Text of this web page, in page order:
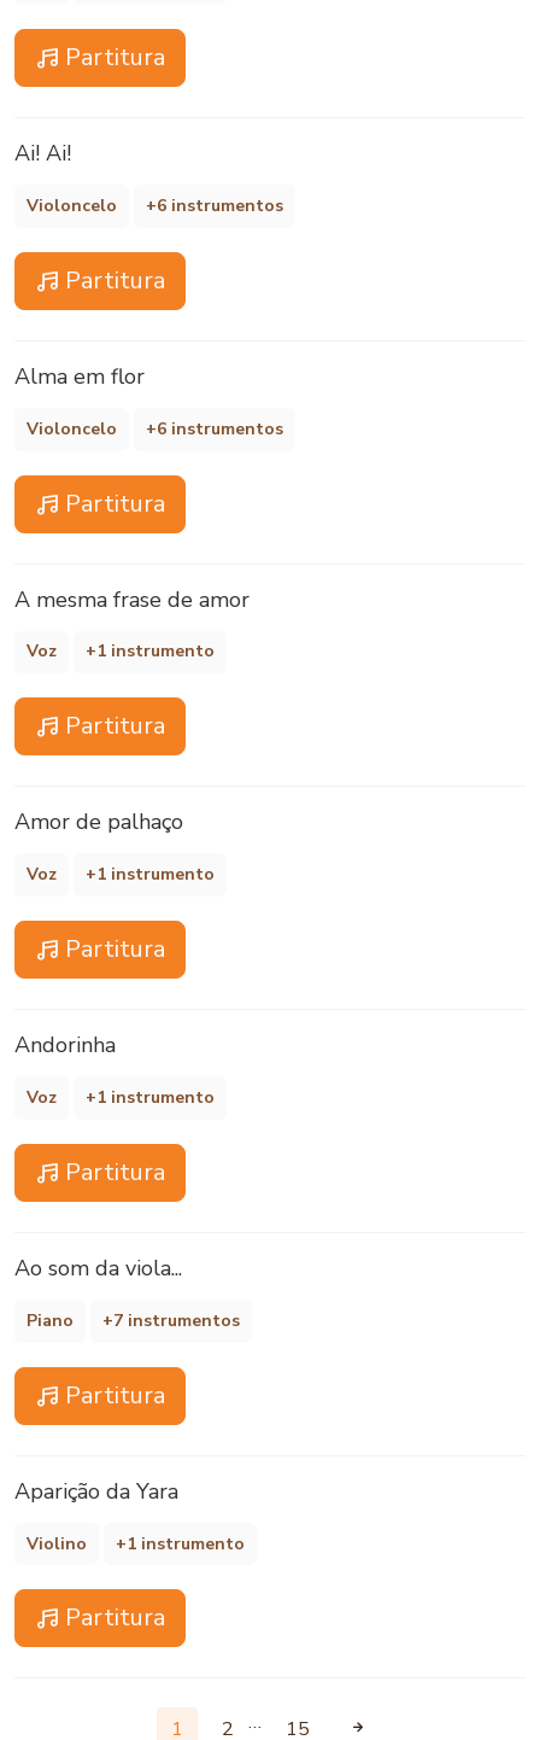
Partitura
Ai! Ai!
Violoncelo +6 instrumentos
Partitura
Alma em flor
Violoncelo +6 instrumentos
Partitura
A mesma frase de amor
Voz +1 instrumento
Partitura
Amor de palhaço
Voz +1 instrumento
Partitura
Andorinha
Voz +1 instrumento
Partitura
Ao som da viola...
Piano +7 instrumentos
Partitura
Aparição da Yara
Violino +1 instrumento
Partitura
1 2 … 15